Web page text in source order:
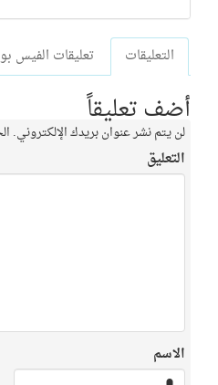
التعليقات تعليقات الفيس
أضف تعليقاً
لن يتم نشر عنوان بريدك الإلكتروني.
التعليق
الاسم